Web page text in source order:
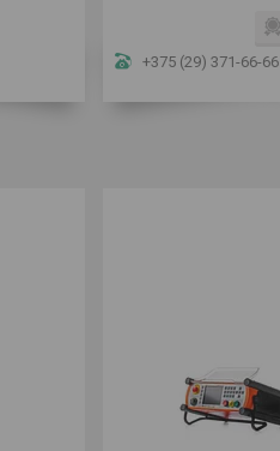
+375 (29) 371-66-66